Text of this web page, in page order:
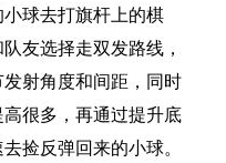
球去打旗杆上的棋
友选择走双发路线，
射角度和间距，同时
很多，再通过提升底
捡反弹回来的小球。